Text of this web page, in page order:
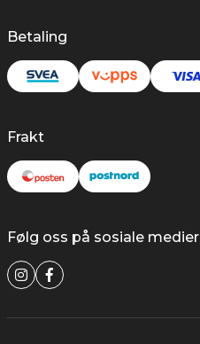
Betaling
Frakt
Følg oss på sosiale medier